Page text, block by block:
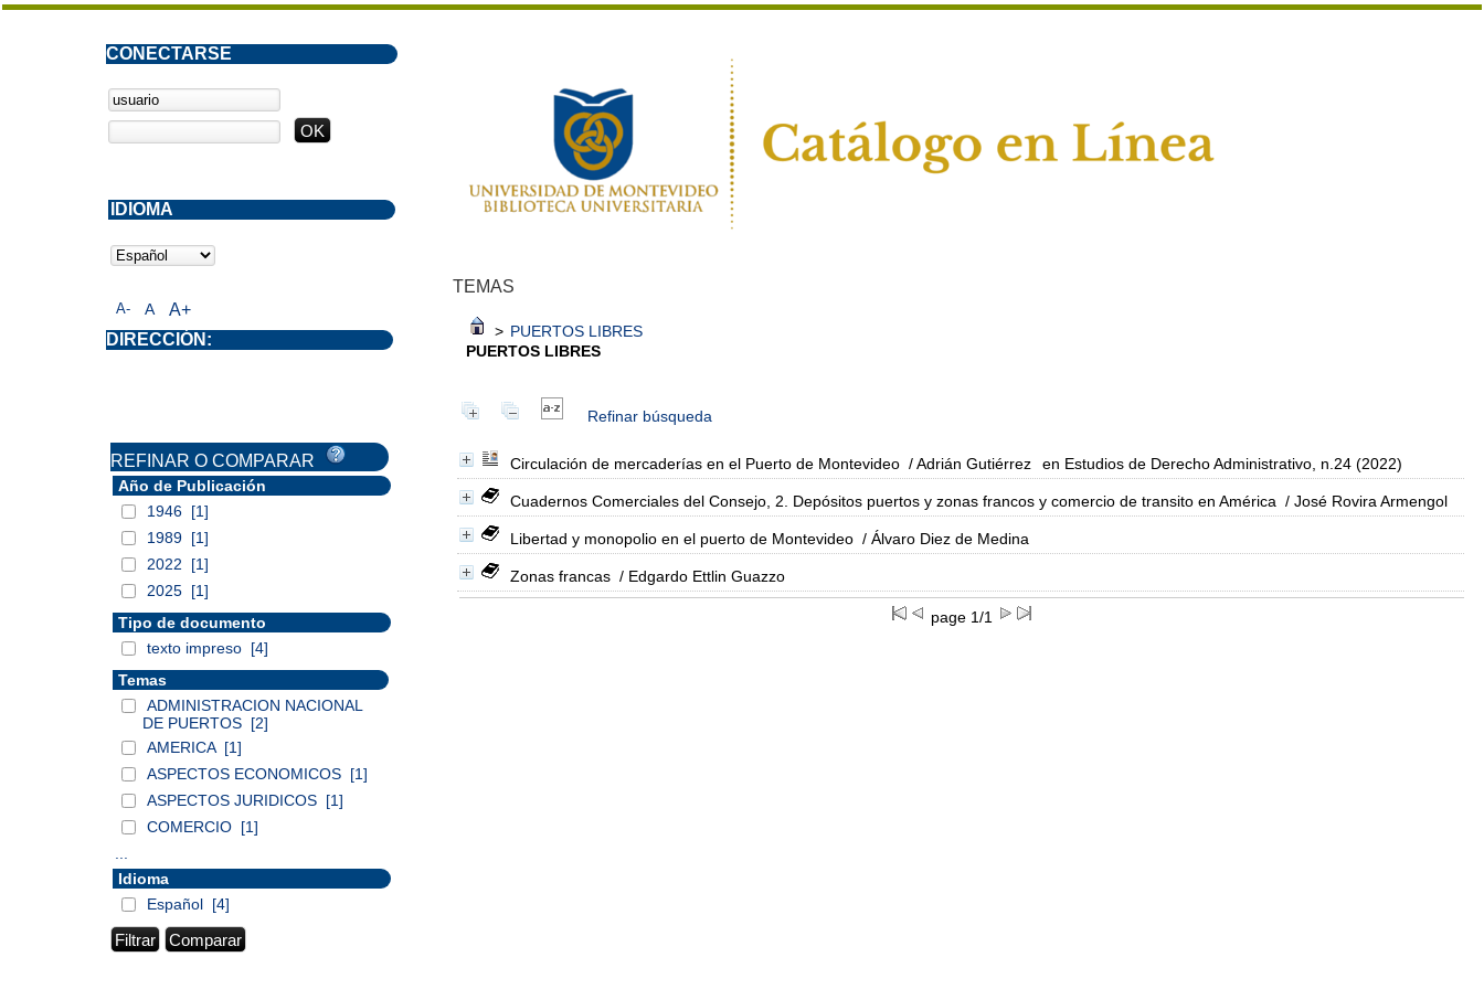
TEMAS
> PUERTOS LIBRES
PUERTOS LIBRES
Refinar búsqueda
Circulación de mercaderías en el Puerto de Montevideo / Adrián Gutiérrez en Estudios de Derecho Administrativo, n.24 (2022)
Cuadernos Comerciales del Consejo, 2. Depósitos puertos y zonas francos y comercio de transito en América / José Rovira Armengol
Libertad y monopolio en el puerto de Montevideo / Álvaro Diez de Medina
Zonas francas / Edgardo Ettlin Guazzo
page 1/1
A- A A+
CONECTARSE
DIRECCIÓN:
IDIOMA
REFINAR O COMPARAR
Año de Publicación
1946 [1]
1989 [1]
2022
[1]
2025 [1]
Tipo de documento
texto impreso [4]
Temas
ADMINISTRACION NACIONAL
DE PUERTOS [2]
AMERICA [1]
ASPECTOS ECONOMICOS [1]
ASPECTOS JURIDICOS [1]
COMERCIO [1]
Idioma
Español [4]